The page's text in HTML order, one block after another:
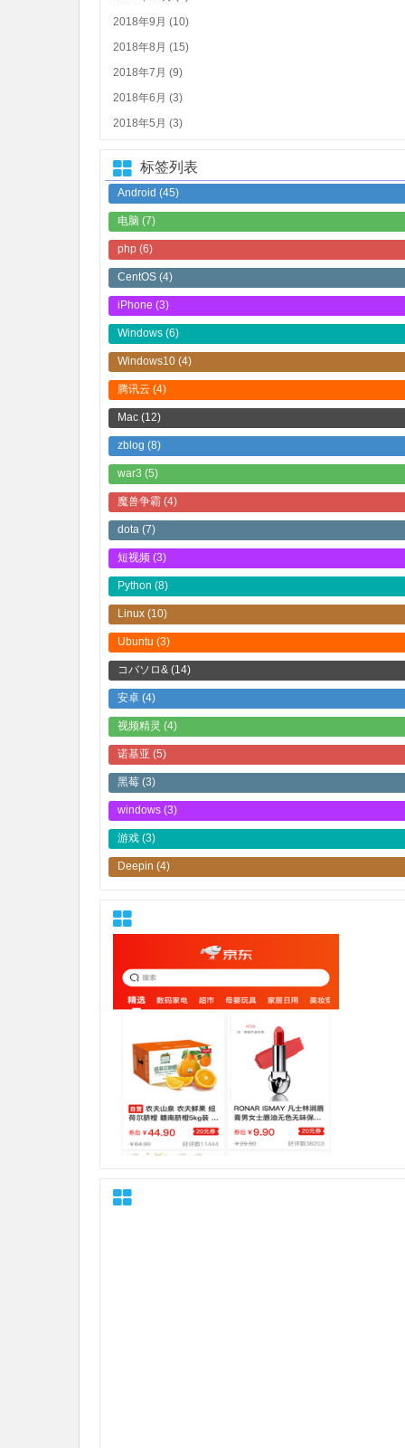
2018年9月 (10)
2018年8月 (15)
2018年7月 (9)
2018年6月 (3)
2018年5月 (3)
标签列表
Android (45)
电脑 (7)
php (6)
CentOS (4)
iPhone (3)
Windows (6)
Windows10 (4)
腾讯云 (4)
Mac (12)
zblog (8)
war3 (5)
魔兽争霸 (4)
dota (7)
短视频 (3)
Python (8)
Linux (10)
Ubuntu (3)
コバソロ& (14)
安卓 (4)
视频精灵 (4)
诺基亚 (5)
黑莓 (3)
windows (3)
游戏 (3)
Deepin (4)